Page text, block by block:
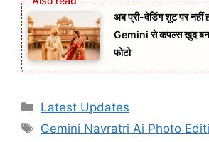
अब प्री-वेडिंग शूट पर नहीं
Gemini से कपल्स खुद
फोटो
Categories
Latest Updates
Tags
Gemini Navratri Ai Photo